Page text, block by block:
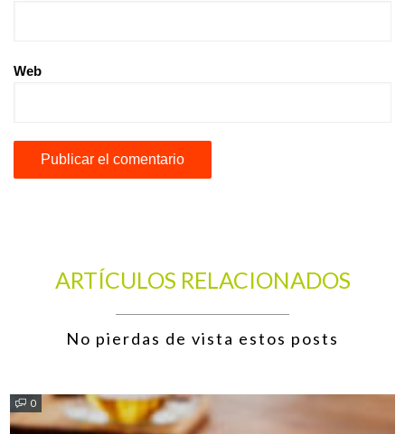
Web
ARTÍCULOS RELACIONADOS
No pierdas de vista estos posts
0